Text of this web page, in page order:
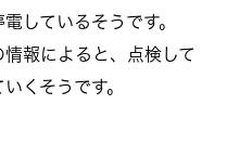
しているそうです。
報によると、点検して
くそうです。